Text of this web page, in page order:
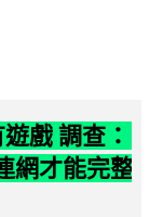
戲 調查：
網才能完整